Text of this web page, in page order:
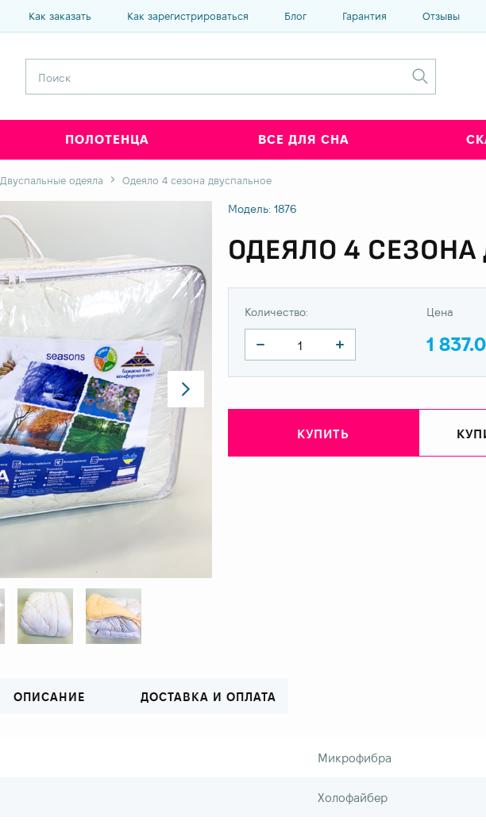
Как заказать Как зарегистрироваться Блог Гарантия Отзывы
ПОЛОТЕНЦА ВСЕ ДЛЯ СНА
Двуспальные одеяла Одеяло 4 сезона двуспальное
Модель: 1876
ОДЕЯЛО 4
Количество: Цена
1
КУПИТЬ
ОПИСАНИЕ ДОСТАВКА И ОПЛАТА
Микрофибра
Холофайбер